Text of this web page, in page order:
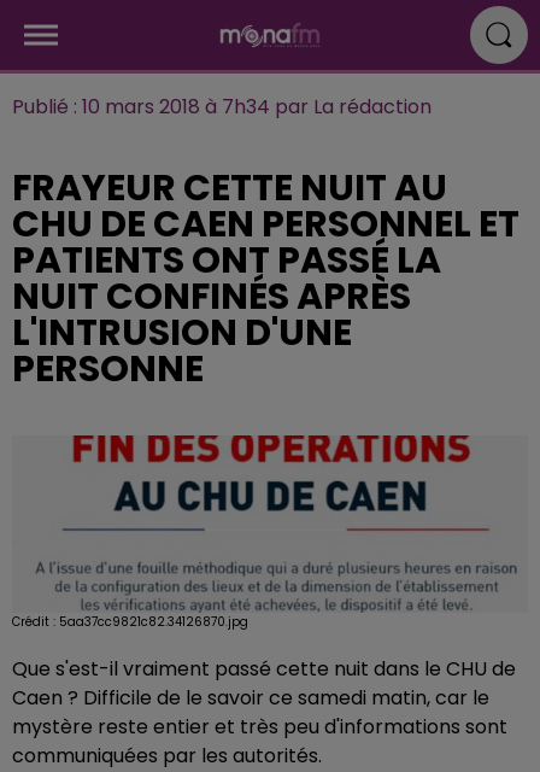
Publié : 10 mars 2018 à 7h34 par La rédaction
FRAYEUR CETTE NUIT AU
CHU DE CAEN PERSONNEL ET
PATIENTS ONT PASSÉ LA
NUIT CONFINÉS APRÈS
L'INTRUSION D'UNE
PERSONNE
Crédit : 5aa37cc9821c82.34126870.jpg
Que s'est-il vraiment passé cette nuit dans le CHU de
Caen ? Difficile de le savoir ce samedi matin, car le
mystère reste entier et très peu d'informations sont
communiquées par les autorités.